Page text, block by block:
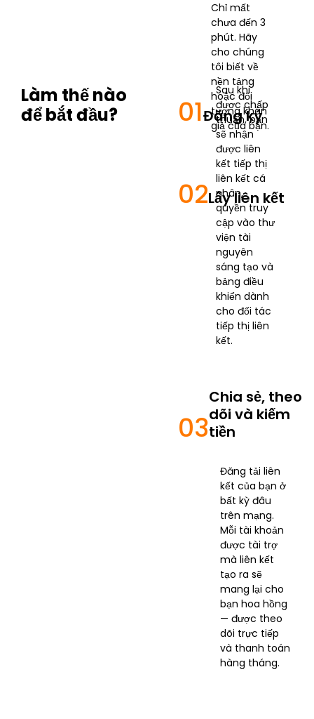
Làm thế nào
để bắt đầu?
01Đăng ký
Chỉ mất
chưa đến 3
phút. Hãy
cho chúng
tôi biết về
nền tảng
hoặc đối
tượng khán
giả của bạn.
02Lấy liên kết
Sau khi
được chấp
thuận, bạn
sẽ nhận
được liên
kết tiếp thị
liên kết cá
nhân,
quyền truy
cập vào thư
viện tài
nguyên
sáng tạo và
bảng điều
khiển dành
cho đối tác
tiếp thị liên
kết.
03
Chia sẻ, theo
dõi và kiếm
tiền
Đăng tải liên
kết của bạn ở
bất kỳ đâu
trên mạng.
Mỗi tài khoản
được tài trợ
mà liên kết
tạo ra sẽ
mang lại cho
bạn hoa hồng
— được theo
dõi trực tiếp
và thanh toán
hàng tháng.